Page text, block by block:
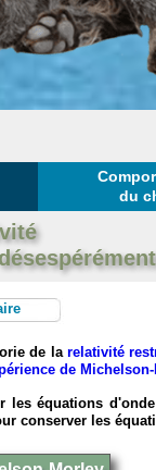
du
de la relativité
de
les équations
conserver les